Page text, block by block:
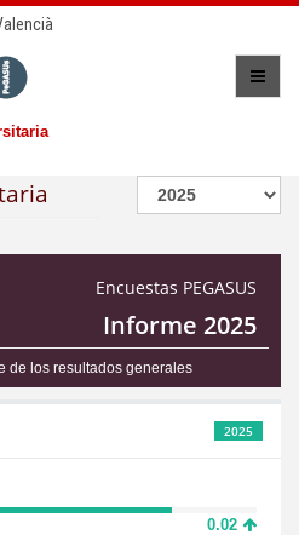
Encuestas PEGASUS
Informe 2025
de los resultados generales
2025
0.02